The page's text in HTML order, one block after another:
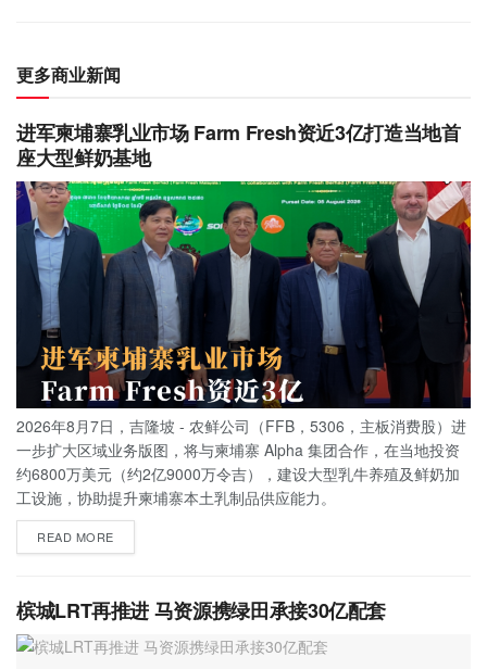
更多商业新闻
进军柬埔寨乳业市场 Farm Fresh资近3亿打造当地首
座大型鲜奶基地
2026年8月7日，吉隆坡 - 农鲜公司（FFB，5306，主板消费股）进
一步扩大区域业务版图，将与柬埔寨 Alpha 集团合作，在当地投资
约6800万美元（约2亿9000万令吉），建设大型乳牛养殖及鲜奶加
工设施，协助提升柬埔寨本土乳制品供应能力。
READ MORE
槟城LRT再推进 马资源携绿田承接30亿配套